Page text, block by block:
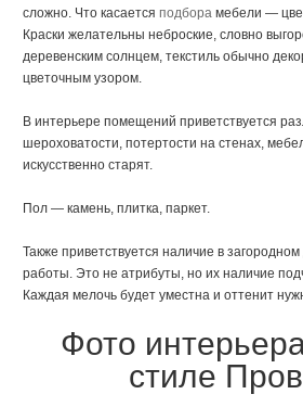
сложно. Что касаетсяподбора мебели —
Краски желательны неброские, словно
деревенским солнцем, текстиль обычно
цветочным узором.
В интерьере помещений приветствуется
шероховатости, потертости на стенах,
искусственно старят.
Пол — камень, плитка, паркет.
Также приветствуется наличие в
работы. Это не атрибуты, но их наличие
Каждая мелочь будет уместна и оттенит
Фото
стиле